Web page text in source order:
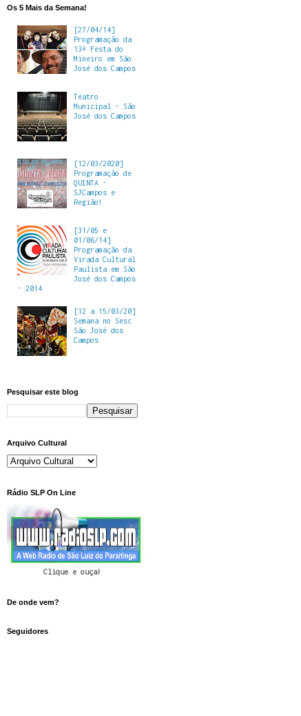
Os 5 Mais da Semana!
[27/04/14]
Programação da
13ª Festa do
Mineiro em São
José dos Campos
Teatro
Municipal - São
José dos Campos
[12/03/2020]
Programação de
QUINTA -
SJCampos e
Região!
[31/05 e
01/06/14]
Programação da
Virada Cultural
Paulista em São
José dos Campos
- 2014
[12 a 15/03/20]
Semana no Sesc
São José dos
Campos
Pesquisar este blog
Arquivo Cultural
Rádio SLP On Line
Clique e ouça!
De onde vem?
Seguidores